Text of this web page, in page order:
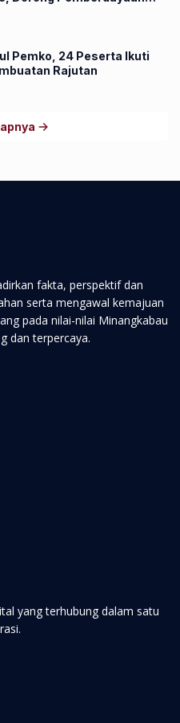
Pemko, 24 Peserta Ikuti
Rajutan
fakta, perspektif dan
serta mengawal kemajuan
pada nilai-nilai Minangkabau
dan terpercaya.
yang terhubung dalam satu